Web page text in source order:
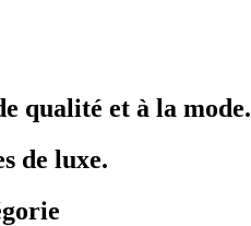
qualité et à la mode.
de luxe.